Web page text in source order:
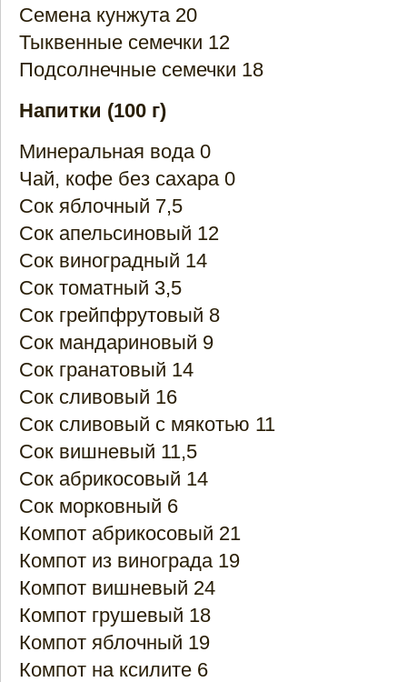
Семена кунжута 20
Тыквенные семечки 12
Подсолнечные семечки 18
Напитки (100 г)
Минеральная вода 0
Чай, кофе без сахара 0
Сок яблочный 7,5
Сок апельсиновый 12
Сок виноградный 14
Сок томатный 3,5
Сок грейпфрутовый 8
Сок мандариновый 9
Сок гранатовый 14
Сок сливовый 16
Сок сливовый с мякотью 11
Сок вишневый 11,5
Сок абрикосовый 14
Сок морковный 6
Компот абрикосовый 21
Компот из винограда 19
Компот вишневый 24
Компот грушевый 18
Компот яблочный 19
Компот на ксилите 6